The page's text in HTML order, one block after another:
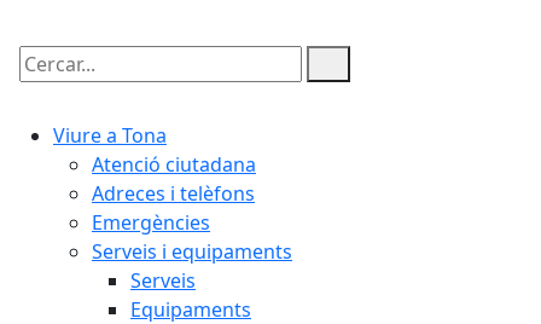
Cercar:
Viure a Tona
Atenció ciutadana
Adreces i telèfons
Emergències
Serveis i equipaments
Serveis
Equipaments